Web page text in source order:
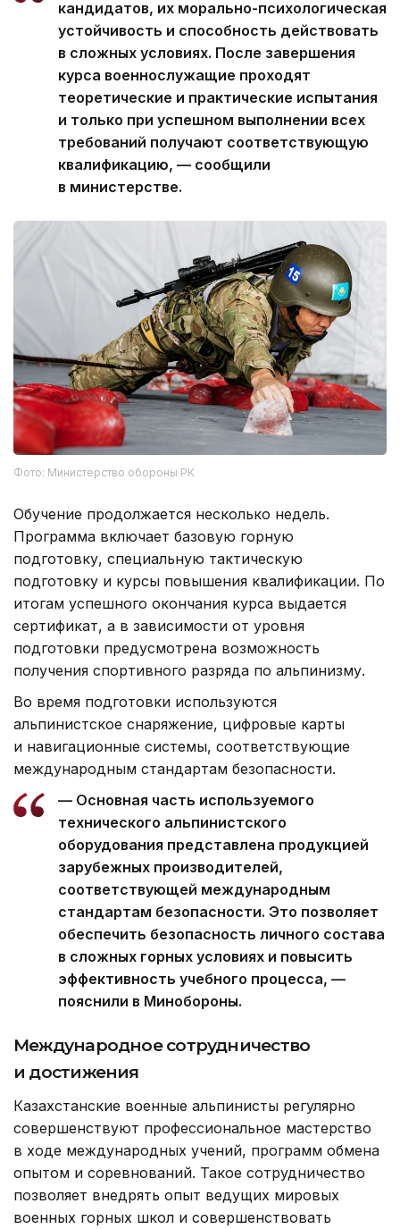
кандидатов, их морально-психологическая
устойчивость и способность действовать
в сложных условиях. После завершения
курса военнослужащие проходят
теоретические и практические испытания
и только при успешном выполнении всех
требований получают соответствующую
квалификацию, — сообщили
в министерстве.
Фото: Министерство обороны РК
Обучение продолжается несколько недель.
Программа включает базовую горную
подготовку, специальную тактическую
подготовку и курсы повышения квалификации. По
итогам успешного окончания курса выдается
сертификат, а в зависимости от уровня
подготовки предусмотрена возможность
получения спортивного разряда по альпинизму.
Во время подготовки используются
альпинистское снаряжение, цифровые карты
и навигационные системы, соответствующие
международным стандартам безопасности.
— Основная часть используемого
технического альпинистского
оборудования представлена продукцией
зарубежных производителей,
соответствующей международным
стандартам безопасности. Это позволяет
обеспечить безопасность личного состава
в сложных горных условиях и повысить
эффективность учебного процесса, —
пояснили в Минобороны.
Международное сотрудничество
и достижения
Казахстанские военные альпинисты регулярно
совершенствуют профессиональное мастерство
в ходе международных учений, программ обмена
опытом и соревнований. Такое сотрудничество
позволяет внедрять опыт ведущих мировых
военных горных школ и совершенствовать